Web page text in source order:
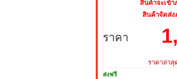
สินค้าจะเข้า
สินค้าจัดส่ง
ราคา
ราคาล่าสุ
ส่งฟรี